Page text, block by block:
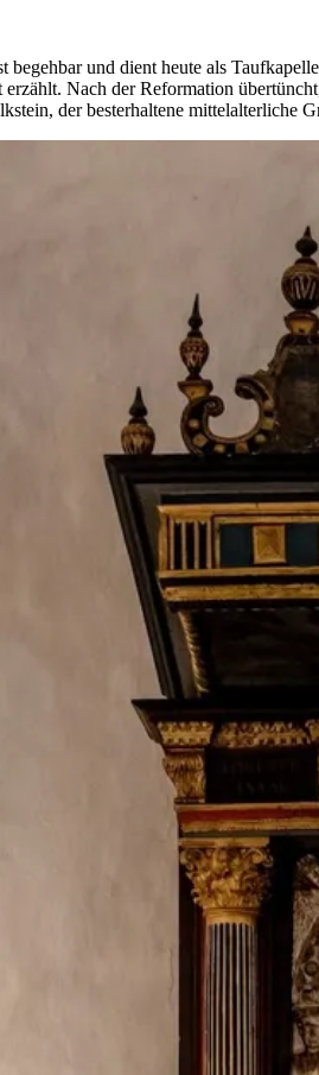
und dient heute als
Nach der Reformation
der besterhaltene mittelalterliche